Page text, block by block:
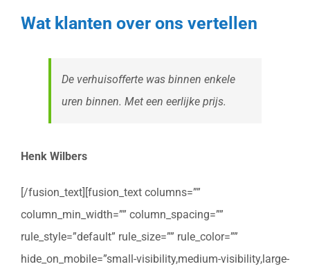
Wat klanten over ons vertellen
De verhuisofferte was binnen enkele
uren binnen. Met een eerlijke prijs.
Henk Wilbers
[/fusion_text][fusion_text columns=””
column_min_width=”” column_spacing=””
rule_style=”default” rule_size=”” rule_color=””
hide_on_mobile=”small-visibility,medium-visibility,large-